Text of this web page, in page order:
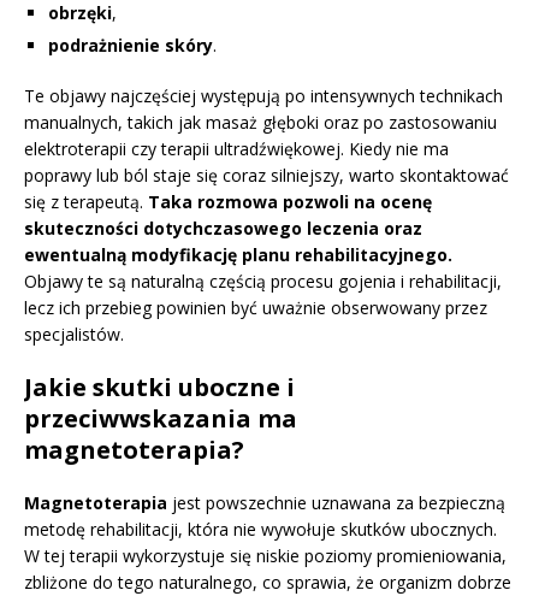
obrzęki,
podrażnienie skóry.
Te objawy najczęściej występują po intensywnych technikach
manualnych, takich jak masaż głęboki oraz po zastosowaniu
elektroterapii czy terapii ultradźwiękowej. Kiedy nie ma
poprawy lub ból staje się coraz silniejszy, warto skontaktować
się z terapeutą. Taka rozmowa pozwoli na ocenę
skuteczności dotychczasowego leczenia oraz
ewentualną modyfikację planu rehabilitacyjnego.
Objawy te są naturalną częścią procesu gojenia i rehabilitacji,
lecz ich przebieg powinien być uważnie obserwowany przez
specjalistów.
Jakie skutki uboczne i
przeciwwskazania ma
magnetoterapia?
Magnetoterapia jest powszechnie uznawana za bezpieczną
metodę rehabilitacji, która nie wywołuje skutków ubocznych.
W tej terapii wykorzystuje się niskie poziomy promieniowania,
zbliżone do tego naturalnego, co sprawia, że organizm dobrze